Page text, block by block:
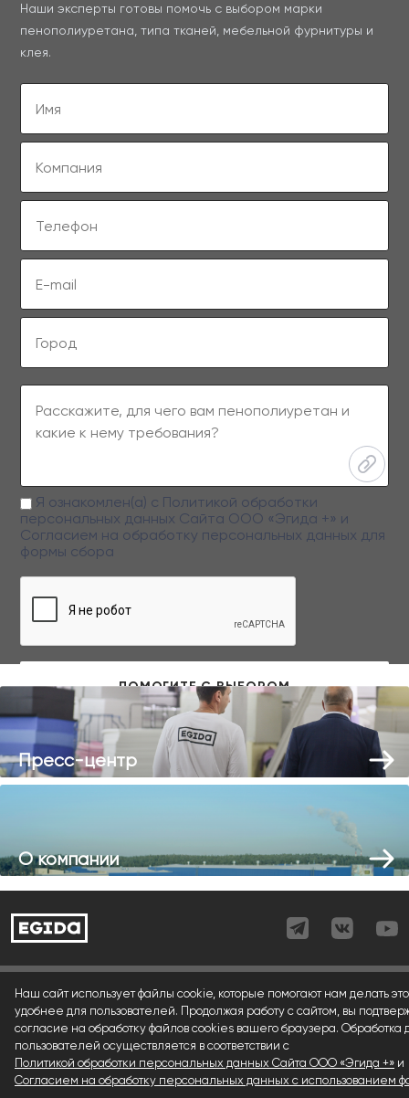
Наши эксперты готовы помочь с выбором марки
пенополиуретана, типа тканей, мебельной фурнитуры и
клея.
Заполняя данную форму вы даете свое согласие на обработку
персональных данных
Я ознакомлен(а) с Политикой обработки
персональных данных Сайта ООО «Эгида +» и
Согласием на обработку персональных данных для
формы сбора
Пресс-центр
О компании
Политика конфиденциальности
Согласие (cookies)
Согласие (форма)
Согласие (регистрация)
Наш сайт использует файлы cookie, которые помогают нам делать
удобнее для пользователей. Продолжая работу с сайтом, вы
согласие на обработку файлов cookies вашего браузера. Обработка
пользователей осуществляется в соответствии с
Политикой обработки персональных данных Сайта ООО «Эгида +» и
Согласием на обработку персональных данных с использованием